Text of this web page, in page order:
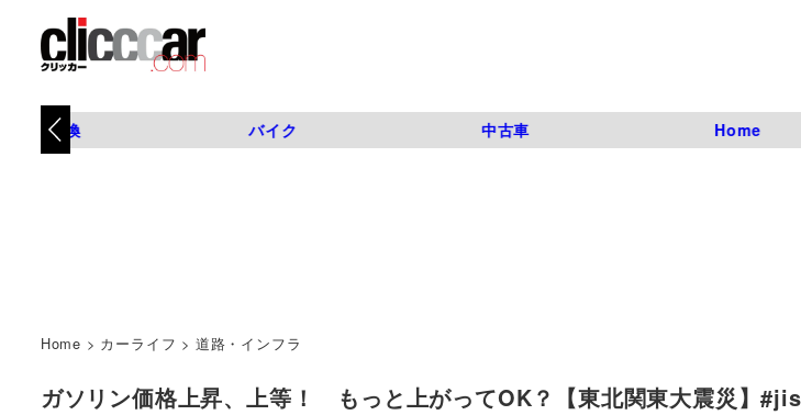
タイヤ交換 バイク 中古車 Home
Home > カーライフ > 道路・インフラ
ガソリン価格上昇、上等！ もっと上がってOK？【東北関東大震災】